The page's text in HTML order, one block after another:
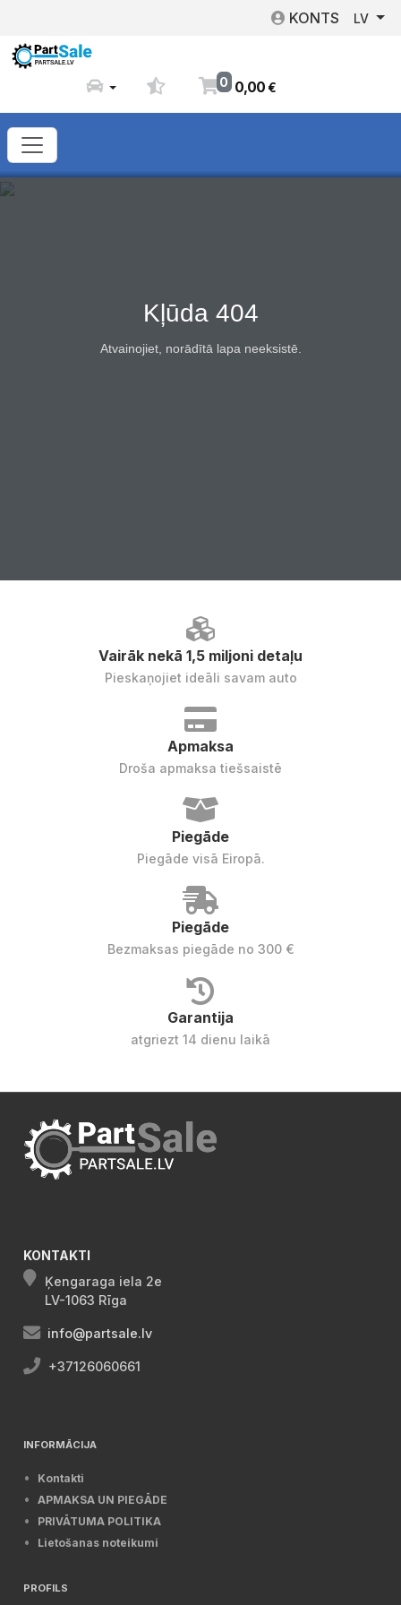
KONTS LV
0 0,00€
Kļūda 404
Atvainojiet, norādītā lapa neeksistē.
Vairāk nekā 1,5 miljoni detaļu
Pieskaņojiet ideāli savam auto
Apmaksa
Droša apmaksa tiešsaistē
Piegāde
Piegāde visā Eiropā.
Piegāde
Bezmaksas piegāde no 300 €
Garantija
atgriezt 14 dienu laikā
KONTAKTI
Ķengaraga iela 2e
LV-1063 Rīga
info@partsale.lv
+37126060661
INFORMĀCIJA
Kontakti
APMAKSA UN PIEGĀDE
PRIVĀTUMA POLITIKA
Lietošanas noteikumi
PROFILS